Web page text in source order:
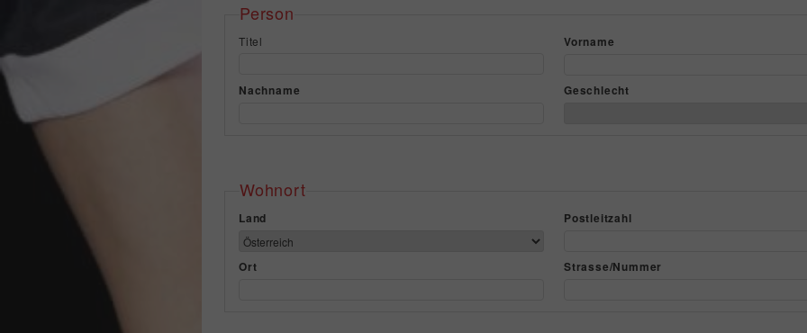
Person
Titel Vorname
Nachname Geschlecht
Wohnort
Land Postleitzahl
Ort Strasse/Nummer